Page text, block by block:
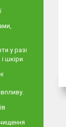
у разі
шкіри.